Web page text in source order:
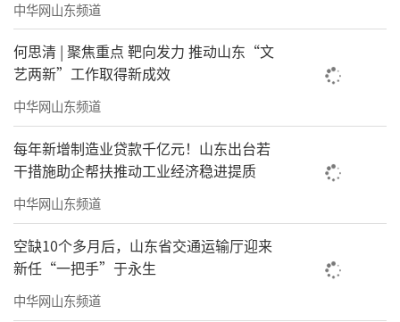
经过激烈的角逐，海尔·2025马拉松最佳
成绩终于诞生！来自肯尼亚的选手PIUS KARAN
JA KIMANI以2:11:29的好成绩夺得全马男子冠
军。
中华网山东频道
何思清 | 聚焦重点 靶向发力 推动山东“文
艺两新”工作取得新成效
中华网山东频道
每年新增制造业贷款千亿元！山东出台若
干措施助企帮扶推动工业经济稳进提质
中华网山东频道
空缺10个多月后，山东省交通运输厅迎来
新任“一把手”于永生
中华网山东频道